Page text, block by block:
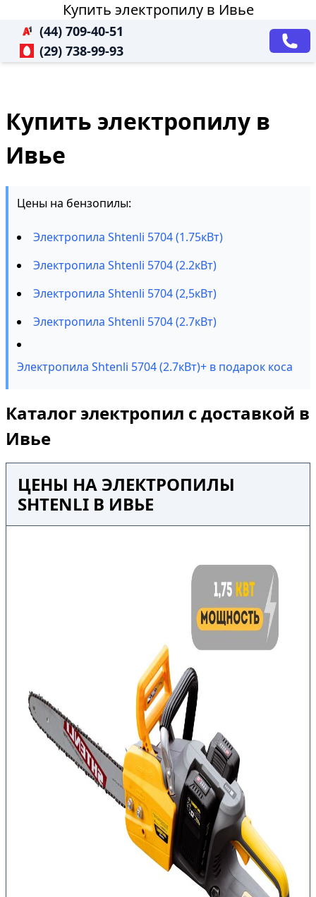
Купить электропилу в Ивье
(44) 709-40-51
(29) 738-99-93
Купить электропилу в
Ивье
Цены на бензопилы:
Электропила Shtenli 5704 (1.75кВт)
Электропила Shtenli 5704 (2.2кВт)
Электропила Shtenli 5704 (2,5кВт)
Электропила Shtenli 5704 (2.7кВт)
Электропила Shtenli 5704 (2.7кВт)+ в подарок коса
Каталог электропил с доставкой в
Ивье
ЦЕНЫ НА ЭЛЕКТРОПИЛЫ
SHTENLI В ИВЬЕ